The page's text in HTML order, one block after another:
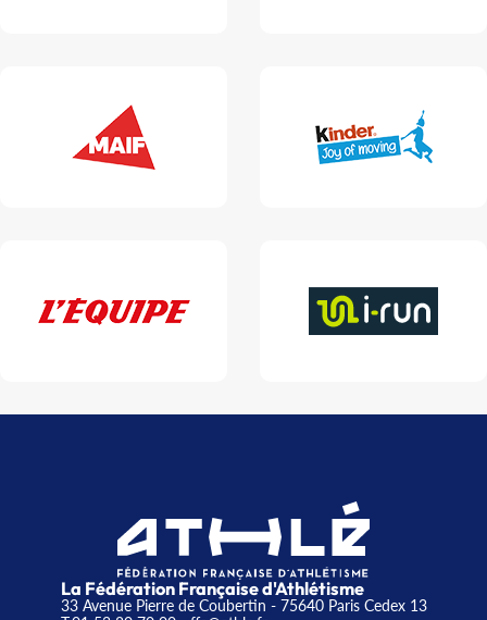
La Fédération Française d'Athlétisme
33 Avenue Pierre de Coubertin - 75640 Paris Cedex 13